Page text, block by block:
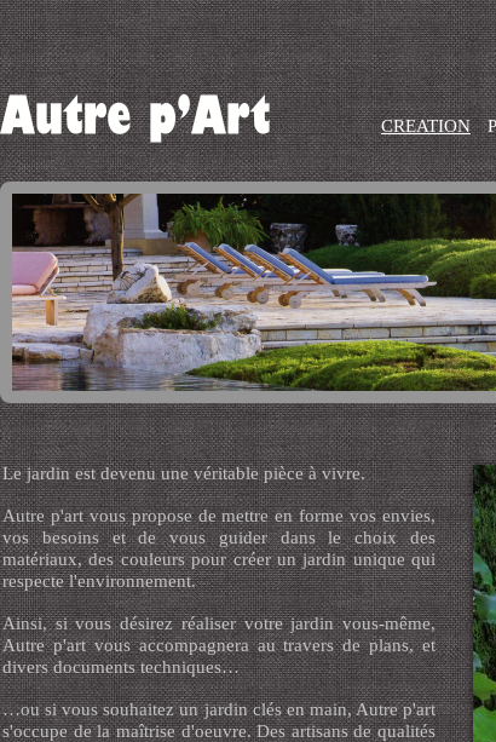
Le jardin est devenu une véritable pièce à vivre.
Autre p'art vous propose de mettre en forme vos envies,
vos besoins et de vous guider dans le choix des
matériaux, des couleurs pour créer un jardin unique qui
respecte l'environnement.
Ainsi, si vous désirez réaliser votre jardin vous-même,
Autre p'art vous accompagnera au travers de plans, et
divers documents techniques…
…ou si vous souhaitez un jardin clés en main, Autre p'art
s'occupe de la maîtrise d'oeuvre. Des artisans de qualités
CREATION